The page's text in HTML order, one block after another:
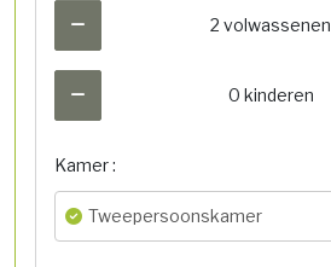
2 volwassenen
0 kinderen
Kamer :
Tweepersoonskamer